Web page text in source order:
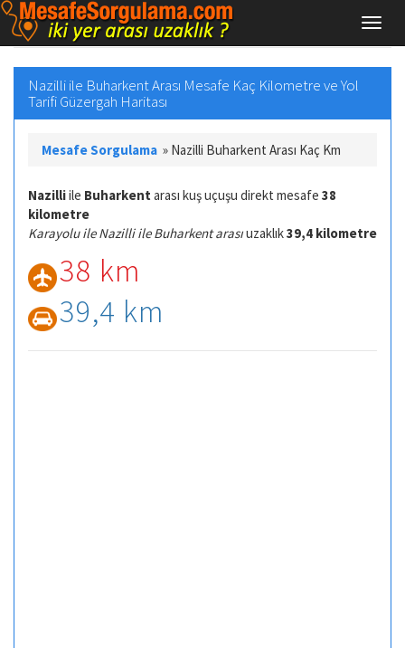
Nazilli ile Buharkent Arası Mesafe Kaç Kilometre ve Yol
Tarifi Güzergah Haritası
Mesafe Sorgulama » Nazilli Buharkent Arası Kaç Km
Nazilliile Buharkent arası kuş uçuşu direkt mesafe 38
kilometre
Karayolu ile Nazilli ile Buharkent arasıuzaklık39,4 kilometre
38 km
39,4 km